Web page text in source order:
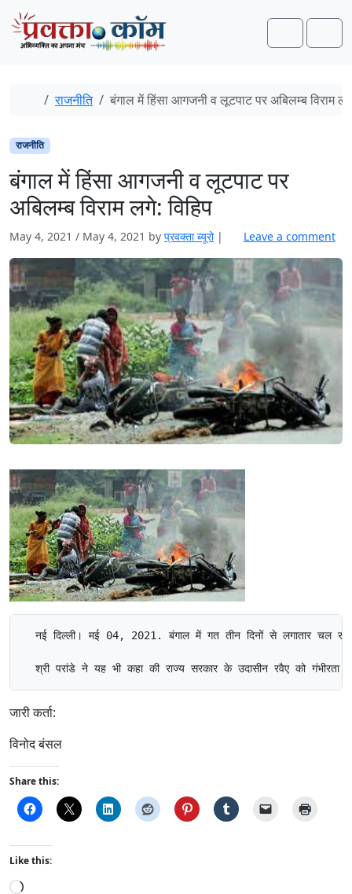
Skip to content
Skip to footer
Search
Home
राजनीति बंगाल में हिंसा आगजनी व लूटपाट पर अबिलम्ब विराम
राजनीति
बंगाल में हिंसा आगजनी व लूटपाट पर
अबिलम्ब विराम लगे: विहिप
May 4, 2021 / May 4, 2021 by प्रवक्‍ता ब्यूरो | Leave a comment
नई दिल्ली। मई 04, 2021. बंगाल में गत तीन दिनों से लगातार चल रही
श्री परांडे ने यह भी कहा की राज्य सरकार के उदासीन रवैए को गंभीरता
जारी कर्ता:
विनोद बंसल
Share this:
Like this:
L